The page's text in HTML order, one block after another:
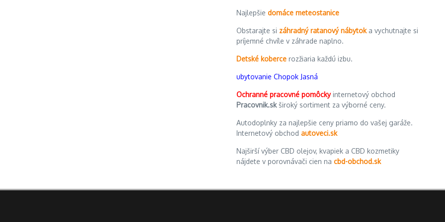
Najlepšie domáce meteostanice
Obstarajte si záhradný ratanový nábytoka vychutnajte si
príjemné chvíle v záhrade naplno.
Detské koberce rozžiaria každú izbu.
ubytovanie Chopok Jasná
Ochranné pracovné pomôckyinternetový obchod
Pracovnik.skširoký sortiment za výborné ceny.
Autodoplnky za najlepšie ceny priamo do vašej garáže.
Internetový obchod autoveci.sk
Najširší výber CBD olejov, kvapiek a CBD kozmetiky
nájdete v porovnávači cien na cbd-obchod.sk